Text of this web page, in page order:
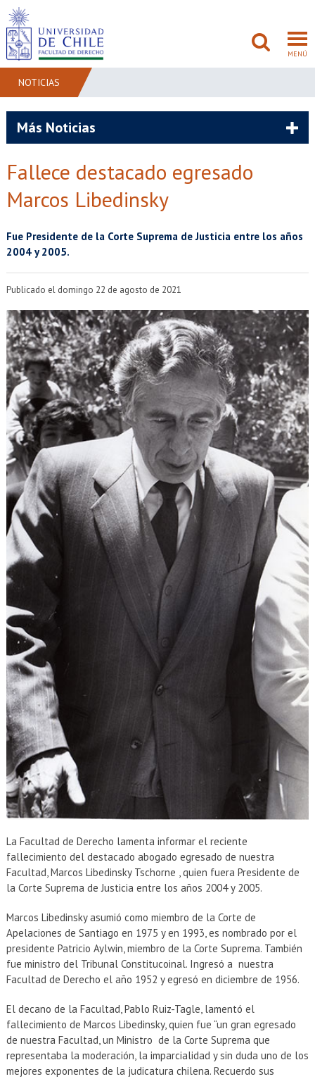
MENÚ
POSTGRADO
BIBLIOTECAS
EXTENSIÓN
Académicos Estudiantes
Egresados Funcionarios
NOTICIAS
Más Noticias
Fallece destacado egresado
Marcos Libedinsky
Fue Presidente de la Corte Suprema de Justicia entre los años
2004 y 2005.
Publicado el domingo 22 de agosto de 2021
La Facultad de Derecho lamenta informar el reciente
fallecimiento del destacado abogado egresado de nuestra
Facultad, Marcos Libedinsky Tschorne , quien fuera Presidente de
la Corte Suprema de Justicia entre los años 2004 y 2005.
Marcos Libedinsky asumió como miembro de la Corte de
Apelaciones de Santiago en 1975 y en 1993, es nombrado por el
presidente Patricio Aylwin, miembro de la Corte Suprema. También
fue ministro del Tribunal Constitucoinal. Ingresó a nuestra
Facultad de Derecho el año 1952 y egresó en diciembre de 1956.
El decano de la Facultad, Pablo Ruiz-Tagle, lamentó el
fallecimiento de Marcos Libedinsky, quien fue “un gran egresado
de nuestra Facultad, un Ministro de la Corte Suprema que
representaba la moderación, la imparcialidad y sin duda uno de los
mejores exponentes de la judicatura chilena. Recuerdo sus